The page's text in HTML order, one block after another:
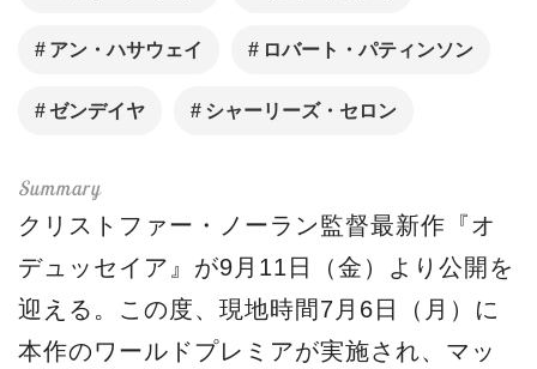
アン・ハサウェイ ロバート・パティンソン
ゼンデイヤ シャーリーズ・セロン
クリストファー・ノーラン監督最新作『オ
デュッセイア』が9月11日（金）より公開を
迎える。この度、現地時間7月6日（月）に
本作のワールドプレミアが実施され、 マッ